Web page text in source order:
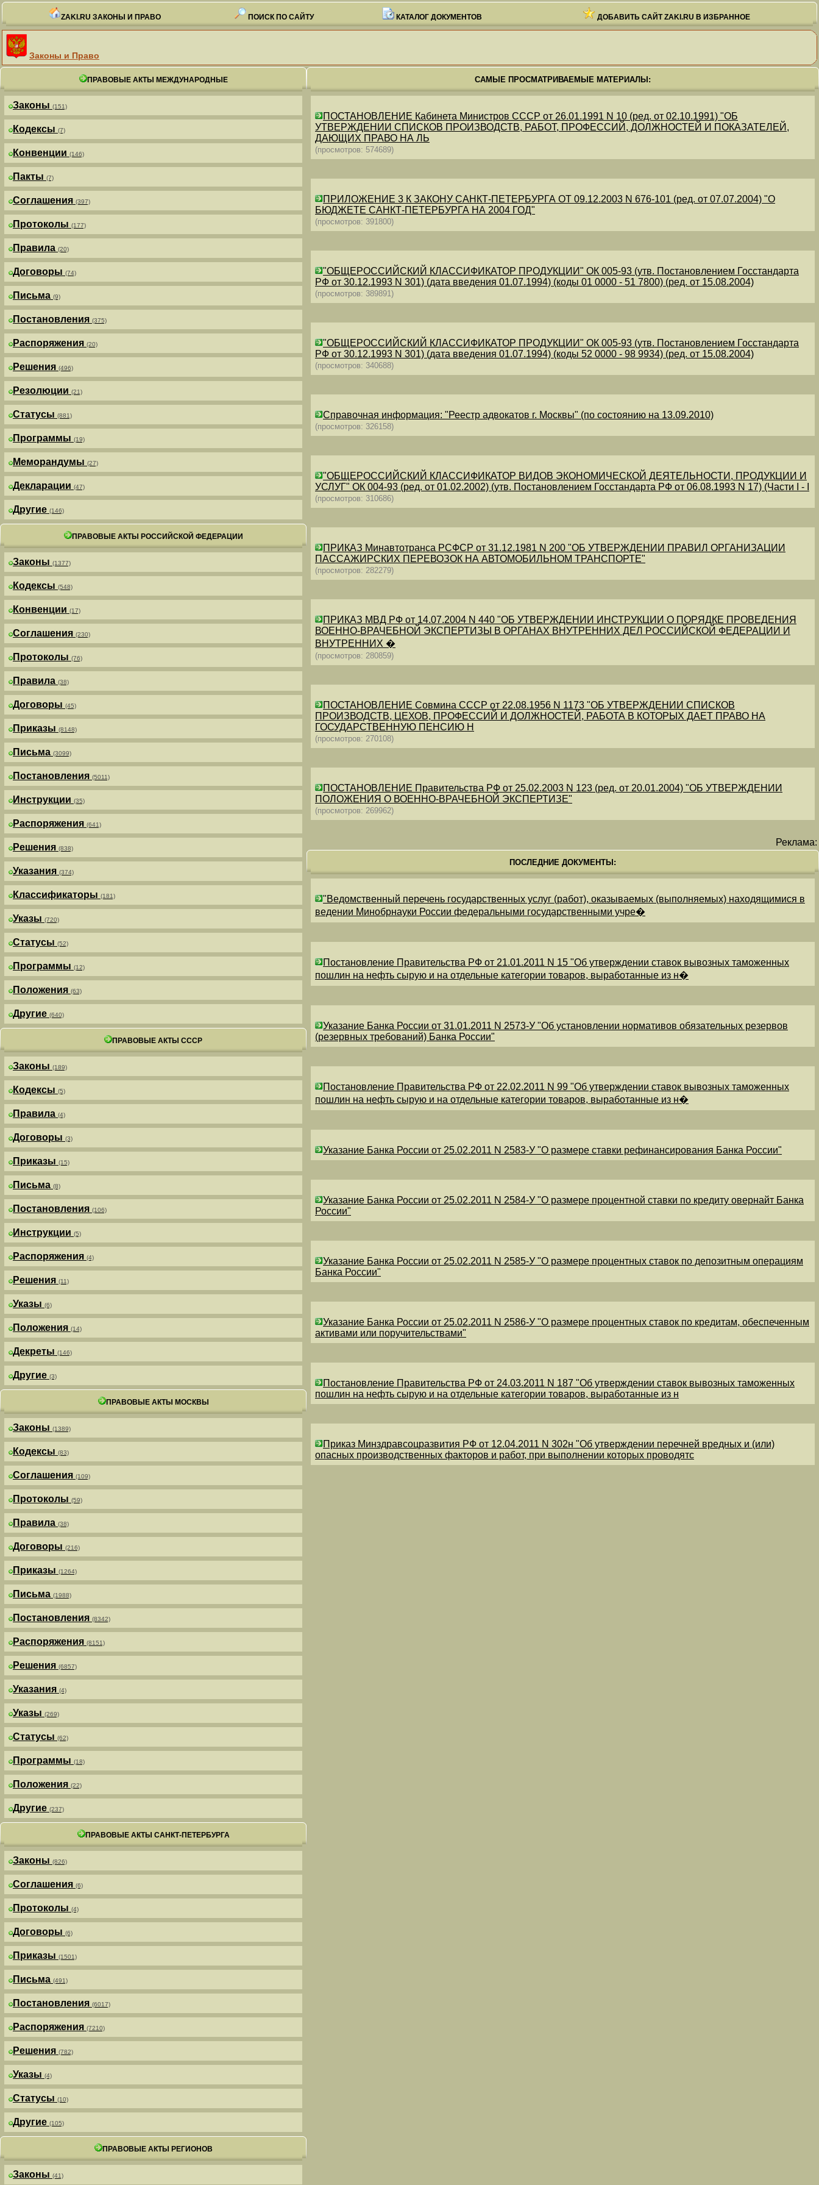
ZAKI.RU ЗАКОНЫ И ПРАВО ПОИСК ПО САЙТУ КАТАЛОГ ДОКУМЕНТОВ ДОБАВИТЬ САЙТ ZAKI.RU В ИЗБРАННОЕ
Законы и Право
ПРАВОВЫЕ АКТЫ МЕЖДУНАРОДНЫЕ
Законы (151)
Кодексы (7)
Конвенции (146)
Пакты (7)
Соглашения (397)
Протоколы (177)
Правила (20)
Договоры (74)
Письма (9)
Постановления (375)
Распоряжения (20)
Решения (496)
Резолюции (21)
Статусы (881)
Программы (19)
Меморандумы (27)
Декларации (47)
Другие (146)
ПРАВОВЫЕ АКТЫ РОССИЙСКОЙ ФЕДЕРАЦИИ
Законы (1377)
Кодексы (548)
Конвенции (17)
Соглашения (230)
Протоколы (76)
Правила (38)
Договоры (45)
Приказы (8148)
Письма (3099)
Постановления (5011)
Инструкции (35)
Распоряжения (641)
Решения (838)
Указания (374)
Классификаторы (181)
Указы (720)
Статусы (52)
Программы (12)
Положения (63)
Другие (640)
ПРАВОВЫЕ АКТЫ СССР
Законы (189)
Кодексы (5)
Правила (4)
Договоры (3)
Приказы (15)
Письма (8)
Постановления (106)
Инструкции (5)
Распоряжения (4)
Решения (11)
Указы (6)
Положения (14)
Декреты (146)
Другие (3)
ПРАВОВЫЕ АКТЫ МОСКВЫ
Законы (1389)
Кодексы (83)
Соглашения (109)
Протоколы (59)
Правила (38)
Договоры (216)
Приказы (1264)
Письма (1988)
Постановления (8342)
Распоряжения (8151)
Решения (6857)
Указания (4)
Указы (269)
Статусы (62)
Программы (18)
Положения (22)
Другие (237)
ПРАВОВЫЕ АКТЫ САНКТ-ПЕТЕРБУРГА
Законы (826)
Соглашения (6)
Протоколы (4)
Договоры (6)
Приказы (1501)
Письма (491)
Постановления (6017)
Распоряжения (7210)
Решения (782)
Указы (4)
Статусы (10)
Другие (105)
ПРАВОВЫЕ АКТЫ РЕГИОНОВ
Законы (41)
САМЫЕ ПРОСМАТРИВАЕМЫЕ МАТЕРИАЛЫ:
ПОСТАНОВЛЕНИЕ Кабинета Министров СССР от 26.01.1991 N 10 (ред. от 02.10.1991) "ОБ
УТВЕРЖДЕНИИ СПИСКОВ ПРОИЗВОДСТВ, РАБОТ, ПРОФЕССИЙ, ДОЛЖНОСТЕЙ И ПОКАЗАТЕЛЕЙ,
ДАЮЩИХ ПРАВО НА ЛЬ
(просмотров: 574689)
ПРИЛОЖЕНИЕ 3 К ЗАКОНУ САНКТ-ПЕТЕРБУРГА ОТ 09.12.2003 N 676-101 (ред. от 07.07.2004) "О
БЮДЖЕТЕ САНКТ-ПЕТЕРБУРГА НА 2004 ГОД"
(просмотров: 391800)
"ОБЩЕРОССИЙСКИЙ КЛАССИФИКАТОР ПРОДУКЦИИ" ОК 005-93 (утв. Постановлением Госстандарта
РФ от 30.12.1993 N 301) (дата введения 01.07.1994) (коды 01 0000 - 51 7800) (ред. от 15.08.2004)
(просмотров: 389891)
"ОБЩЕРОССИЙСКИЙ КЛАССИФИКАТОР ПРОДУКЦИИ" ОК 005-93 (утв. Постановлением Госстандарта
РФ от 30.12.1993 N 301) (дата введения 01.07.1994) (коды 52 0000 - 98 9934) (ред. от 15.08.2004)
(просмотров: 340688)
Справочная информация: "Реестр адвокатов г. Москвы" (по состоянию на 13.09.2010)
(просмотров: 326158)
"ОБЩЕРОССИЙСКИЙ КЛАССИФИКАТОР ВИДОВ ЭКОНОМИЧЕСКОЙ ДЕЯТЕЛЬНОСТИ, ПРОДУКЦИИ И
УСЛУГ" ОК 004-93 (ред. от 01.02.2002) (утв. Постановлением Госстандарта РФ от 06.08.1993 N 17) (Части I - I
(просмотров: 310686)
ПРИКАЗ Минавтотранса РСФСР от 31.12.1981 N 200 "ОБ УТВЕРЖДЕНИИ ПРАВИЛ ОРГАНИЗАЦИИ
ПАССАЖИРСКИХ ПЕРЕВОЗОК НА АВТОМОБИЛЬНОМ ТРАНСПОРТЕ"
(просмотров: 282279)
ПРИКАЗ МВД РФ от 14.07.2004 N 440 "ОБ УТВЕРЖДЕНИИ ИНСТРУКЦИИ О ПОРЯДКЕ ПРОВЕДЕНИЯ
ВОЕННО-ВРАЧЕБНОЙ ЭКСПЕРТИЗЫ В ОРГАНАХ ВНУТРЕННИХ ДЕЛ РОССИЙСКОЙ ФЕДЕРАЦИИ И
ВНУТРЕННИХ �
(просмотров: 280859)
ПОСТАНОВЛЕНИЕ Совмина СССР от 22.08.1956 N 1173 "ОБ УТВЕРЖДЕНИИ СПИСКОВ
ПРОИЗВОДСТВ, ЦЕХОВ, ПРОФЕССИЙ И ДОЛЖНОСТЕЙ, РАБОТА В КОТОРЫХ ДАЕТ ПРАВО НА
ГОСУДАРСТВЕННУЮ ПЕНСИЮ Н
(просмотров: 270108)
ПОСТАНОВЛЕНИЕ Правительства РФ от 25.02.2003 N 123 (ред. от 20.01.2004) "ОБ УТВЕРЖДЕНИИ
ПОЛОЖЕНИЯ О ВОЕННО-ВРАЧЕБНОЙ ЭКСПЕРТИЗЕ"
(просмотров: 269962)
Реклама:
ПОСЛЕДНИЕ ДОКУМЕНТЫ:
"Ведомственный перечень государственных услуг (работ), оказываемых (выполняемых) находящимися в
ведении Минобрнауки России федеральными государственными учре�
Постановление Правительства РФ от 21.01.2011 N 15 "Об утверждении ставок вывозных таможенных
пошлин на нефть сырую и на отдельные категории товаров, выработанные из н�
Указание Банка России от 31.01.2011 N 2573-У "Об установлении нормативов обязательных резервов
(резервных требований) Банка России"
Постановление Правительства РФ от 22.02.2011 N 99 "Об утверждении ставок вывозных таможенных
пошлин на нефть сырую и на отдельные категории товаров, выработанные из н�
Указание Банка России от 25.02.2011 N 2583-У "О размере ставки рефинансирования Банка России"
Указание Банка России от 25.02.2011 N 2584-У "О размере процентной ставки по кредиту овернайт Банка
России"
Указание Банка России от 25.02.2011 N 2585-У "О размере процентных ставок по депозитным операциям
Банка России"
Указание Банка России от 25.02.2011 N 2586-У "О размере процентных ставок по кредитам, обеспеченным
активами или поручительствами"
Постановление Правительства РФ от 24.03.2011 N 187 "Об утверждении ставок вывозных таможенных
пошлин на нефть сырую и на отдельные категории товаров, выработанные из н
Приказ Минздравсоцразвития РФ от 12.04.2011 N 302н "Об утверждении перечней вредных и (или)
опасных производственных факторов и работ, при выполнении которых проводятс